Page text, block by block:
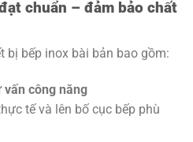
chuẩn – đảm bảo chất
bị bếp inox bài bản bao gồm:
vấn công năng
tế và lên bố cục bếp phù